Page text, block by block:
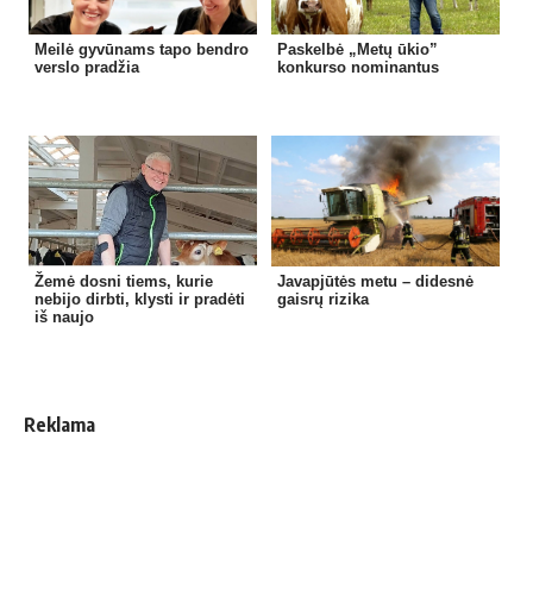
Meilė gyvūnams tapo bendro
verslo pradžia
Paskelbė „Metų ūkio”
konkurso nominantus
Žemė dosni tiems, kurie
nebijo dirbti, klysti ir pradėti
iš naujo
Javapjūtės metu – didesnė
gaisrų rizika
Reklama